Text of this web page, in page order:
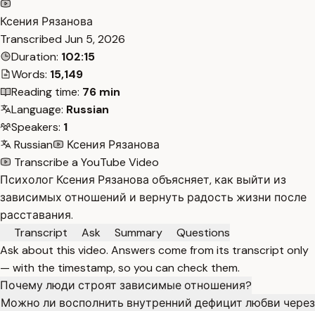
Ксения Рязанова
Transcribed Jun 5, 2026
Duration: 102:15
Words: 15,149
Reading time: 76 min
Language: Russian
Speakers: 1
Russian
Ксения Рязанова
Transcribe a YouTube Video
Психолог Ксения Рязанова объясняет, как выйти из
зависимых отношений и вернуть радость жизни после
расставания.
Transcript
Ask Summary
Questions
Ask about this video. Answers come from its transcript only
— with the timestamp, so you can check them.
Почему люди строят зависимые отношения?
Можно ли восполнить внутренний дефицит любви через